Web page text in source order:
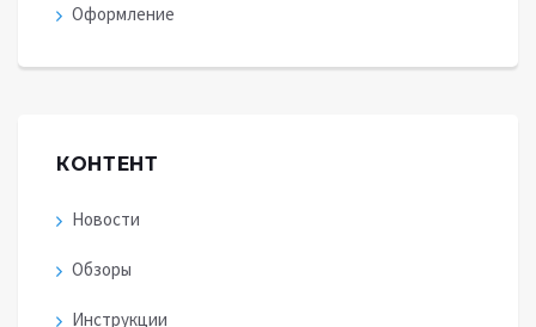
Оформление
КОНТЕНТ
Новости
Обзоры
Инструкции